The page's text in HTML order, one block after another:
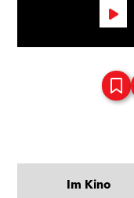
Im Kino